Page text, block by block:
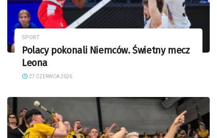
SPORT
Polacy pokonali Niemców. Świetny mecz
Leona
27 CZERWCA 2026